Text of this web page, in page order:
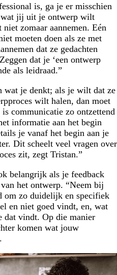
is, ga je er misschien
jij uit je ontwerp wilt
zomaar aannemen. Eén
moeten doen als ze met
dat ze gedachten
dat je ‘een ontwerp
als leidraad.”
wat je denkt; als je wilt dat ze
wilt halen, dan moet
communicatie zo ontzettend
informatie aan het begin
je vanaf het begin aan je
Dit scheelt veel vragen over
zit, zegt Tristan.”
belangrijk als je feedback
het ontwerp. “Neem bij
om zo duidelijk en specifiek
en niet goed vindt, en, wat
dat vindt. Op die manier
komen wat jouw